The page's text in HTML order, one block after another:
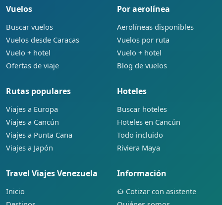
Vuelos
Buscar vuelos
Vuelos desde Caracas
Vuelo + hotel
Ofertas de viaje
Por aerolínea
Aerolíneas disponibles
Vuelos por ruta
Vuelo + hotel
Blog de vuelos
Rutas populares
Viajes a Europa
Viajes a Cancún
Viajes a Punta Cana
Viajes a Japón
Hoteles
Buscar hoteles
Hoteles en Cancún
Todo incluido
Riviera Maya
Travel Viajes Venezuela
Inicio
Información
Cotizar con asistente